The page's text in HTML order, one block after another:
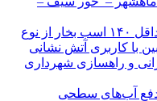
خرید و تجهیزخودروی ۶ چرخ با توان حداقل ۱۴۰ اسب بخار از نوع
و راهسازی شهرداری
دفع آب‌های سطحی